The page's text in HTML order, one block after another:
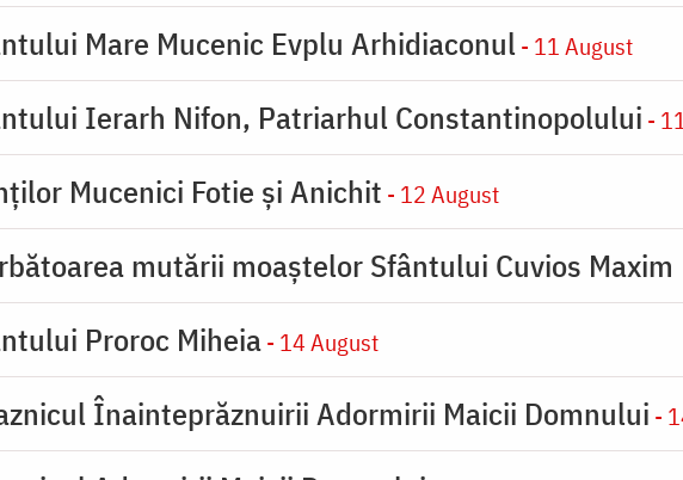
Mare Mucenic Evplu Arhidiaconul - 11 August
Ierarh Nifon, Patriarhul Constantinopolului -
Mucenici Fotie şi Anichit - 12 August
mutării moaştelor Sfântului Cuvios
Proroc Miheia- 14 August
Înainteprăznuirii Adormirii Maicii Domnului -